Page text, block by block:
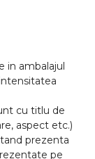
in ambalajul
cu titlu de
aspect etc.)
prezenta
pe